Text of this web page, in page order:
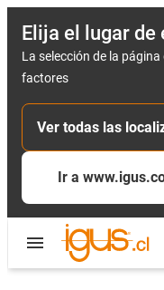
Elija el lugar de
La selección de la
factores
Ver todas las
Ir a